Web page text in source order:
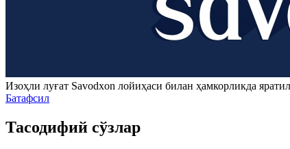
Изоҳли луғат Savodxon лойиҳаси билан ҳамкорликда
Батафсил
Тасодифий сўзлар